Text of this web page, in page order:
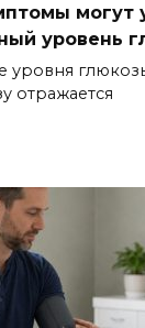
могут
уровень
уровня
отражается